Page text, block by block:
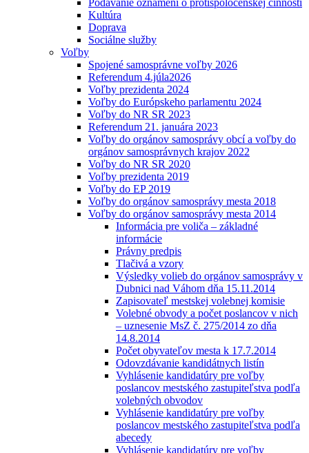
Podávanie oznámení o protispoločenskej činnosti
Kultúra
Doprava
Sociálne služby
Voľby
Spojené samosprávne voľby 2026
Referendum 4.júla2026
Voľby prezidenta 2024
Voľby do Európskeho parlamentu 2024
Voľby do NR SR 2023
Referendum 21. januára 2023
Voľby do orgánov samosprávy obcí a voľby do
orgánov samosprávnych krajov 2022
Voľby do NR SR 2020
Voľby prezidenta 2019
Voľby do EP 2019
Voľby do orgánov samosprávy mesta 2018
Voľby do orgánov samosprávy mesta 2014
Informácia pre voliča – základné
informácie
Právny predpis
Tlačivá a vzory
Výsledky volieb do orgánov samosprávy v
Dubnici nad Váhom dňa 15.11.2014
Zapisovateľ mestskej volebnej komisie
Volebné obvody a počet poslancov v nich
– uznesenie MsZ č. 275/2014 zo dňa
14.8.2014
Počet obyvateľov mesta k 17.7.2014
Odovzdávanie kandidátnych listín
Vyhlásenie kandidatúry pre voľby
poslancov mestského zastupiteľstva podľa
volebných obvodov
Vyhlásenie kandidatúry pre voľby
poslancov mestského zastupiteľstva podľa
abecedy
Vyhlásenie kandidatúry pre voľby